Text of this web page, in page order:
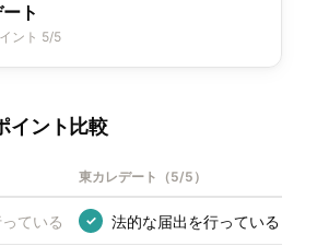
ト
ント 5/5
イント比較
東カレデート （5/5 ）
ている ✓ 法的な届出を行っている